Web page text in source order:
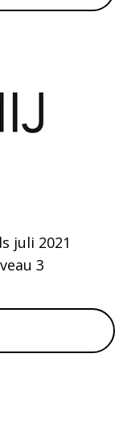
juli 2021
3